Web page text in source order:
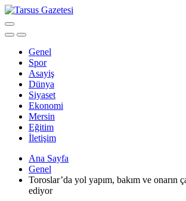
Genel
Spor
Asayiş
Dünya
Siyaset
Ekonomi
Mersin
Eğitim
İletişim
Ana Sayfa
Genel
Toroslar’da yol yapım, bakım ve onarın
ediyor